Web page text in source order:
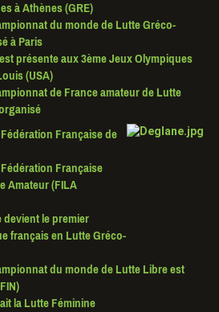
à Athènes (GRE)
du monde de Lutte Gréco-
à Paris
présente aux 3ème Jeux Olympiques
(USA)
de France amateur de Lutte
Française de
Française
Amateur (FILA
devient le premier
français en Lutte Gréco-
du monde de Lutte Libre est
la Lutte Féminine